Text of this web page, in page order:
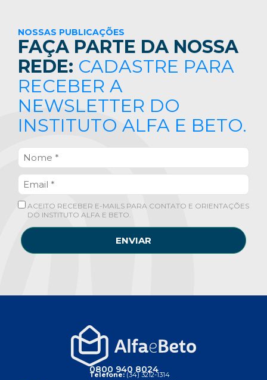
NOSSAS PUBLICAÇÕES
FAÇA PARTE DA NOSSA
REDE: CADASTRE PARA
RECEBER A
NEWSLETTER DO
INSTITUTO ALFA E BETO.
ACEITO RECEBER E-MAILS PARA CONTATO E ORIENTAÇÕES
DO INSTITUTO ALFA E BETO.
ENVIAR
0800 940 8024
Telefone:(34) 3212-1314